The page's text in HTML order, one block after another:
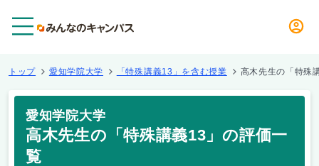
トップ 愛知学院大学 「特殊講義13」を含む授業 高木先生の「特殊
愛知学院大学
高木先生の「特殊講義13」の評価一
覧